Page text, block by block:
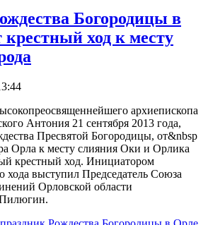
Богородицы в
крестный ход к месту
архиепископа
Антония 21 сентября 2013 года,
Пресвятой Богородицы, от&nbsp
Орла к месту слияния Оки и Орлика
крестный ход. Инициатором
хода выступил Председатель Союза
Орловской области